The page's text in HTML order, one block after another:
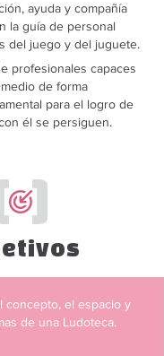
ayuda y compañía
la guía de personal
del juego y del juguete.
profesionales capaces
de forma
para el logro de
él se persiguen.
concepto, el espacio y
de una Ludoteca.